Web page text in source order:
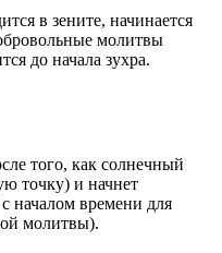
в зените, начинается
молитвы
до начала зухра.
того, как солнечный
точку) и начнет
началом времени для
молитвы).